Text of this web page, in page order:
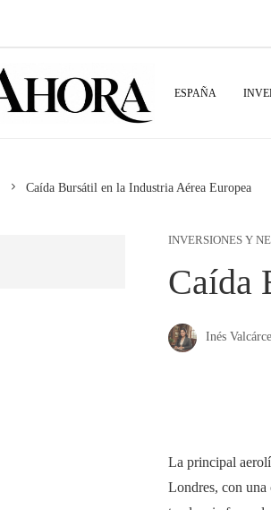
ESPAÑA
Caída Bursátil en la Industria Aérea Europea
INVERSIONES Y
Caída
Inés
La principal
Londres, con una